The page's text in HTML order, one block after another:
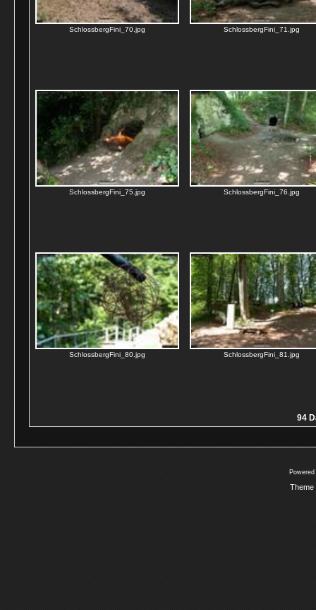
SchlossbergFini_70.jpg SchlossbergFini_71.jpg
SchlossbergFini_75.jpg SchlossbergFini_76.jpg
SchlossbergFini_80.jpg SchlossbergFini_81.jpg
94
Theme